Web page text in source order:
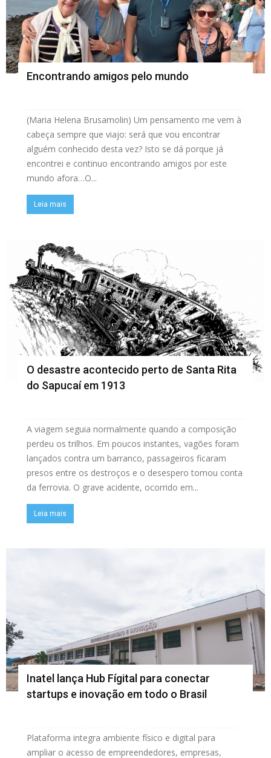
Encontrando amigos pelo mundo
(Maria Helena Brusamolin) Um pensamento me vem à
cabeça sempre que viajo: será que vou encontrar
alguém conhecido desta vez? Isto se dá porque já
encontrei e continuo encontrando amigos por este
mundo afora…O...
Leia mais
O desastre acontecido perto de Santa Rita
do Sapucaí em 1913
A viagem seguia normalmente quando a composição
perdeu os trilhos. Em poucos instantes, vagões foram
lançados contra um barranco, passageiros ficaram
presos entre os destroços e o desespero tomou conta
da ferrovia. O grave acidente, ocorrido em...
Leia mais
Inatel lança Hub Fígital para conectar
startups e inovação em todo o Brasil
Plataforma integra ambiente físico e digital para
ampliar o acesso de empreendedores, empresas,